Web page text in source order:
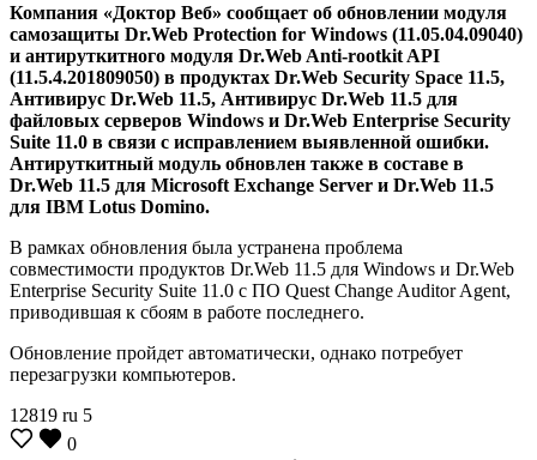
Компания «Доктор Веб» сообщает об обновлении модуля
самозащиты Dr.Web Protection for Windows (11.05.04.09040)
и антируткитного модуля Dr.Web Anti-rootkit API
(11.5.4.201809050) в продуктах Dr.Web Security Space 11.5,
Антивирус Dr.Web 11.5, Антивирус Dr.Web 11.5 для
файловых серверов Windows и Dr.Web Enterprise Security
Suite 11.0 в связи с исправлением выявленной ошибки.
Антируткитный модуль обновлен также в составе в
Dr.Web 11.5 для Microsoft Exchange Server и Dr.Web 11.5
для IBM Lotus Domino.
В рамках обновления была устранена проблема
совместимости продуктов Dr.Web 11.5 для Windows и Dr.Web
Enterprise Security Suite 11.0 с ПО Quest Change Auditor Agent,
приводившая к сбоям в работе последнего.
Обновление пройдет автоматически, однако потребует
перезагрузки компьютеров.
12819 ru 5
0